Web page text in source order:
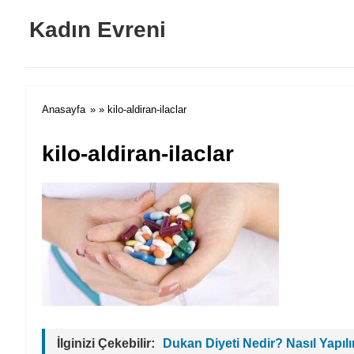
Kadın Evreni
Anasayfa » » kilo-aldiran-ilaclar
kilo-aldiran-ilaclar
İlginizi Çekebilir: Dukan Diyeti Nedir? Nasıl